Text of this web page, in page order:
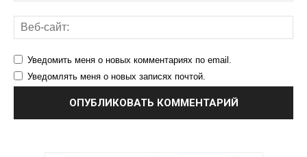
Уведомить меня о новых комментариях по email.
Уведомлять меня о новых записях почтой.